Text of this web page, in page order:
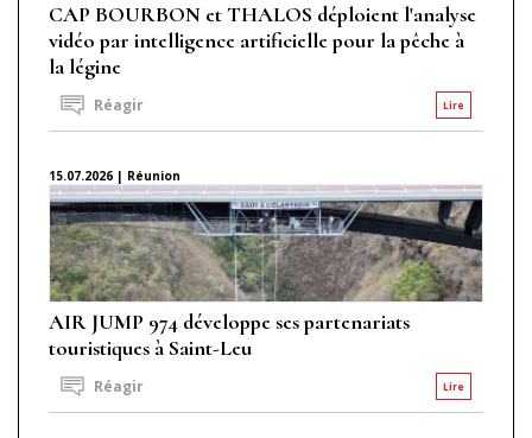
CAP BOURBON et THALOS déploient l'analyse
vidéo par intelligence artificielle pour la pêche à
la légine
Lire
Réagir
15.07.2026 | Réunion
AIR JUMP 974 développe ses partenariats
touristiques à Saint-Leu
Lire
Réagir